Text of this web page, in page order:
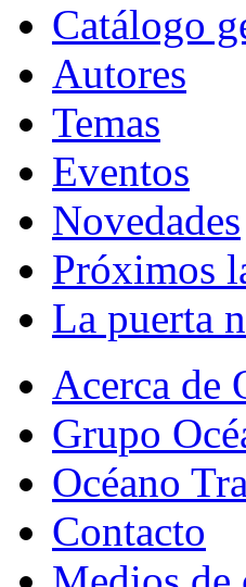
Catálogo
Autores
Temas
Eventos
Novedades
Próximos
La puerta
Acerca de
Grupo
Océano
Contacto